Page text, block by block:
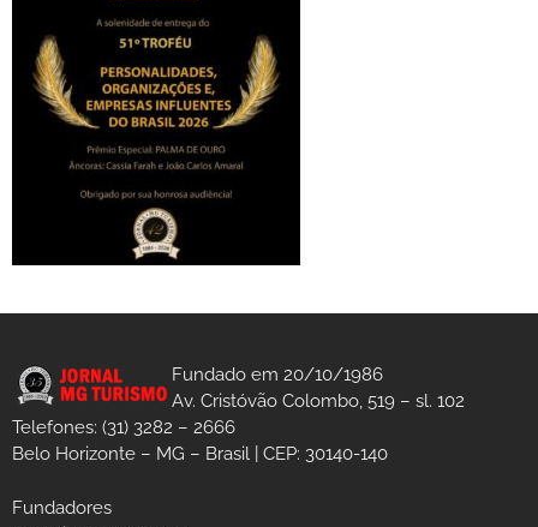
Fundado em 20/10/1986
Av. Cristóvão Colombo, 519 – sl. 102
Telefones: (31) 3282 – 2666
Belo Horizonte – MG – Brasil | CEP: 30140-140
Fundadores